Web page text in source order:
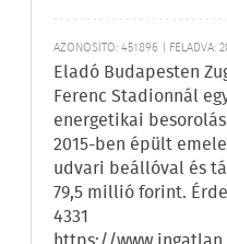
AZONOSÍTÓ: 451896 | FELADVA:
Eladó Budapesten
Ferenc Stadionnál
energetikai
2015-ben épült
udvari beállóval és
79,5 millió forint.
4331